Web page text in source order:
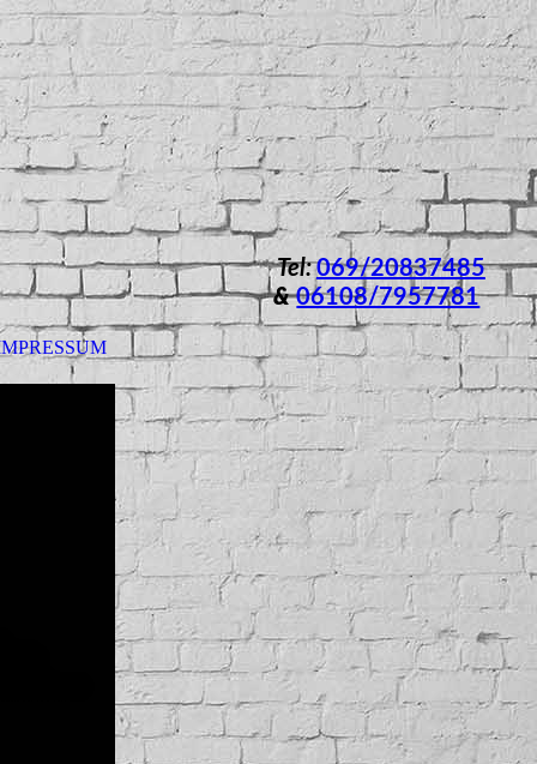
Tel:069/20837485
& 06108/7957781